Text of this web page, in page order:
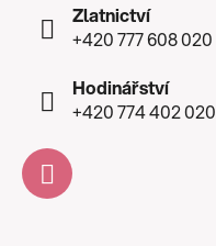
Zlatnictví
+420 777 608 020
Hodinářství
+420 774 402 020